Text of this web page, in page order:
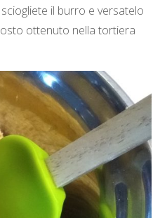
il burro e versatelo
ottenuto nella tortiera